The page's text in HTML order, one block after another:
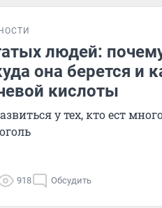
людей:
она берется и
кислоты
у тех, кто ест
918 Обсудить